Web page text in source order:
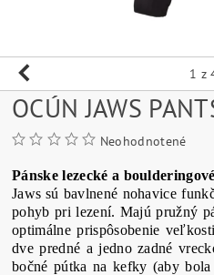
1 z
OCÚN JAWS
Neohodnotené
Pánske lezecké a boulderingové
Jaws sú bavlnené nohavice
pohyb pri lezení. Majú pružný
optimálne prispôsobenie
dve predné a jedno zadné
bočné pútka na kefky (aby bola